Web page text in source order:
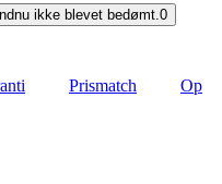
ikke blevet bedømt.0
Prismatch
Op